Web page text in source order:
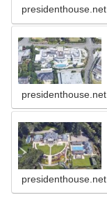
presidenthouse.net
presidenthouse.net
presidenthouse.net